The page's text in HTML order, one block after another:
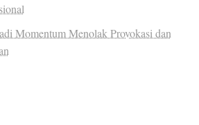
Momentum Menolak Provokasi dan